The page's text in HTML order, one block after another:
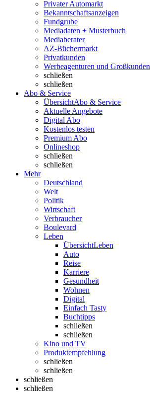
Privater Automarkt
Bekanntschaftsanzeigen
Fundgrube
Mediadaten + Musterbuch
Mediaberater
AZ-Büchermarkt
Privatkunden
Werbeagenturen und Großkunden
schließen
schließen
Abo & Service
ÜbersichtAbo & Service
Aktuelle Angebote
Digital Abo
Kostenlos testen
Premium Abo
Onlineshop
schließen
schließen
Mehr
Deutschland
Welt
Politik
Wirtschaft
Verbraucher
Boulevard
Leben
ÜbersichtLeben
Auto
Reise
Karriere
Gesundheit
Wohnen
Digital
Einfach Tasty
Buchtipps
schließen
schließen
Kino und TV
Produktempfehlung
schließen
schließen
schließen
schließen